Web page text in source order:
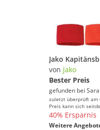
Jako
von Jako
Bester Preis
gefunden bei
zuletzt überprüft am
Preis kann sich
40% Ersparnis
Weitere